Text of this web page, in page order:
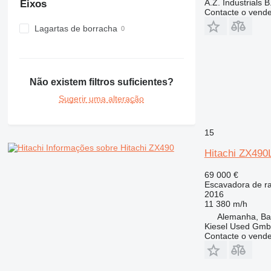
Eixos
Lagartas de borracha
Não existem filtros suficientes?
Sugerir uma alteração
Informações sobre Hitachi ZX490
A.Z. Industrials
Contacte o
15
Hitachi
69 000 €
Escavadora de
2016
11 380 m/h
Alemanha,
Kiesel Used
Contacte o